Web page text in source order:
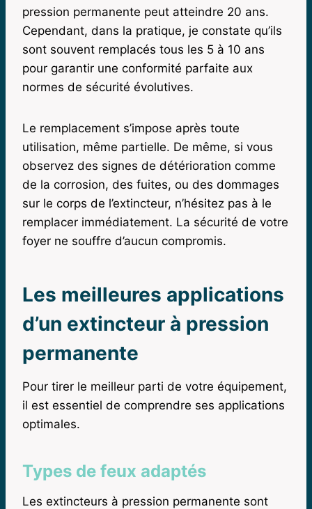
pression permanente peut atteindre 20 ans.
Cependant, dans la pratique, je constate qu’ils
sont souvent remplacés tous les 5 à 10 ans
pour garantir une conformité parfaite aux
normes de sécurité évolutives.
Le remplacement s’impose après toute
utilisation, même partielle. De même, si vous
observez des signes de détérioration comme
de la corrosion, des fuites, ou des dommages
sur le corps de l’extincteur, n’hésitez pas à le
remplacer immédiatement. La sécurité de votre
foyer ne souffre d’aucun compromis.
Les meilleures applications
d’un extincteur à pression
permanente
Pour tirer le meilleur parti de votre équipement,
il est essentiel de comprendre ses applications
optimales.
Types de feux adaptés
Les extincteurs à pression permanente sont